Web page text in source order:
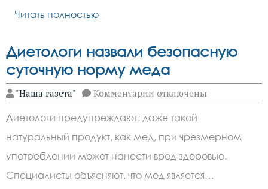
Читать полностью
Диетологи назвали безопасную
суточную норму меда
"Наша газета" Комментарии к
записи
Диетологи
назвали
безопасную
суточную
норму
меда
отключены
Диетологи предупреждают: даже такой
натуральный продукт, как мед, при чрезмерном
употреблении может нанести вред здоровью.
Специалисты объясняют, что мед является…